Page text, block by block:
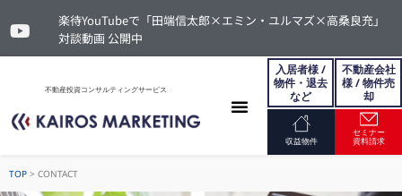
楽待YouTubeで「田端信太郎×エミン・ユルマズ×高桑良充」
対談動画 公開中
不動産投資コンサルティングサービス
入居者様 /
物件・退去
など
不動産会社
様 / 物件売
却
収益物件
セミナー
資料請求
TOP > CONTACT